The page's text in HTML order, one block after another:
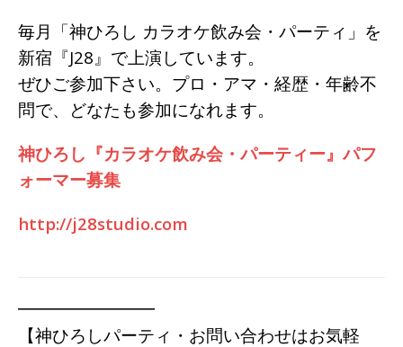
毎月「神ひろし カラオケ飲み会・パーティ」を
新宿『J28』で上演しています。
ぜひご参加下さい。プロ・アマ・経歴・年齢不
問で、どなたも参加になれます。
神ひろし『カラオケ飲み会・パーティー』パフ
ォーマー募集
http://j28studio.com
━━━━━━━━
【神ひろしパーティ・お問い合わせはお気軽